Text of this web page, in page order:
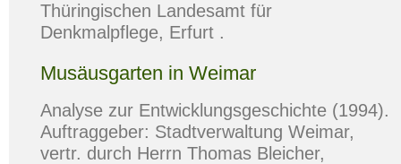
Thüringischen Landesamt für
Denkmalpflege, Erfurt .
Musäusgarten in Weimar
Analyse zur Entwicklungsgeschichte (1994).
Auftraggeber: Stadtverwaltung Weimar,
vertr. durch Herrn Thomas Bleicher,